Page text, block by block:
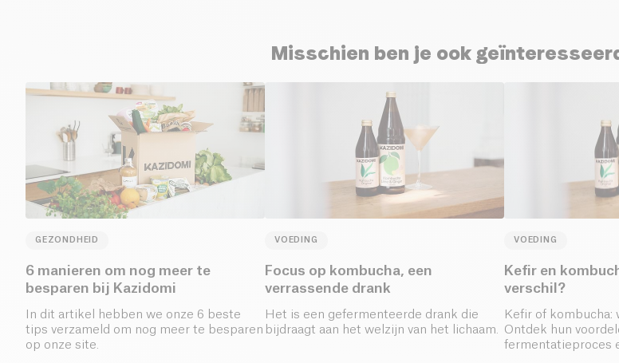
Misschien ben je ook
GEZONDHEID
6 manieren om nog meer te
besparen bij Kazidomi
In dit artikel hebben we onze 6 beste
tips verzameld om nog meer te besparen
op onze site.
VOEDING
Focus op kombucha, een
verrassende drank
Het is een gefermenteerde drank die
bijdraagt aan het welzijn van het lichaam.
VOEDING
Kefir en
verschil?
Kefir of kombucha:
Ontdek hun
fermentatieproces